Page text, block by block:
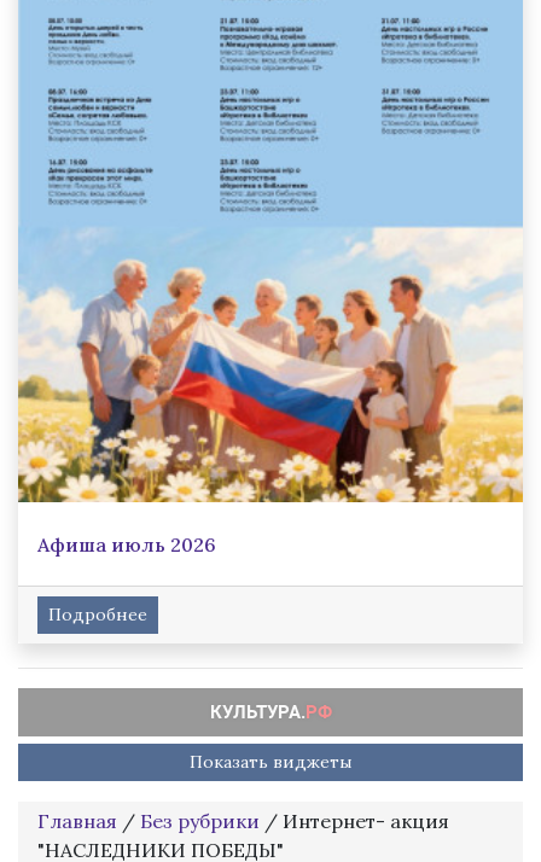
Афиша июль 2026
Подробнее
Показать виджеты
Главная / Без рубрики / Интернет- акция
"НАСЛЕДНИКИ ПОБЕДЫ"